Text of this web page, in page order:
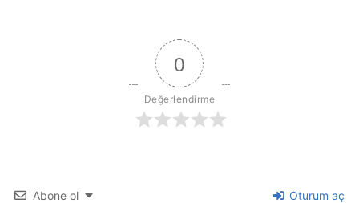
0
Değerlendirme
Abone ol Oturum aç